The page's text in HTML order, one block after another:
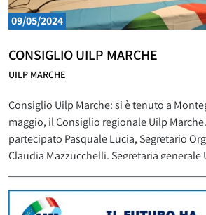
09/05/2024
CONSIGLIO UILP MARCHE
UILP MARCHE
Consiglio Uilp Marche: si è tenuto a
maggio, il Consiglio regionale Uilp
partecipato Pasquale Lucia, Segretario
Claudia Mazzucchelli, Segretaria generale
Marozzi, Segretaria generale Uilp Marche.
Uilp Carmelo Barbagallo ha concluso i
Segreteria generale Uilp Marche Marina